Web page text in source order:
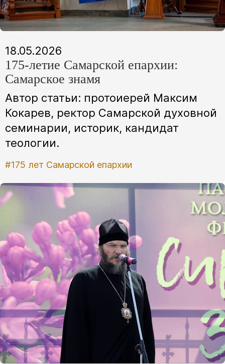
18.05.2026
175-летие Самарской епархии:
Самарское знамя
Автор статьи: протоиерей Максим
Кокарев, ректор Самарской духовной
семинарии, историк, кандидат
теологии.
#175 лет Самарской епархии